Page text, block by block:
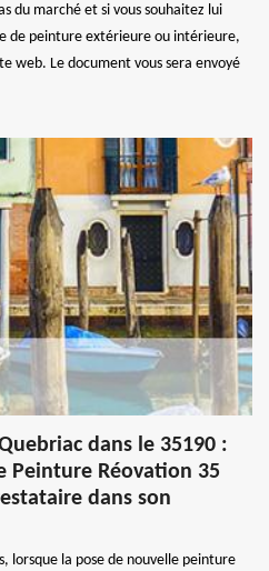
du marché et si vous souhaitez lui
de peinture extérieure ou intérieure,
web. Le document vous sera envoyé
dans le 35190 :
Peinture Réovation 35
dans son
lorsque la pose de nouvelle peinture